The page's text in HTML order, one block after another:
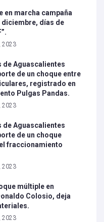
en marcha campaña
diciembre, días de
2023
de Aguascalientes
de un choque entre
registrado en
Pulgas Pandas.
2023
de Aguascalientes
de un choque
fraccionamiento
2023
múltiple en
Colosio, deja
2023